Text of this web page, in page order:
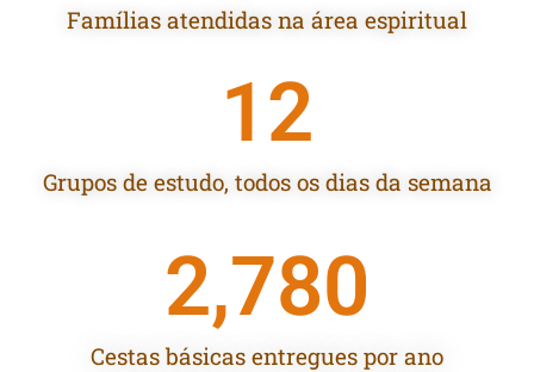
Famílias atendidas na área espiritual
Grupos de estudo, todos os dias da semana
12
Cestas básicas entregues por ano
2,780